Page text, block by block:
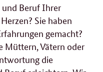
und Beruf Ihrer
Sie haben
gemacht?
Müttern, Vätern oder
die